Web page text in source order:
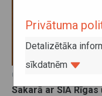
04. janvāris 2018
Sakarā ar SIA
Privātuma
Detalizētāka
sīkdatnēm